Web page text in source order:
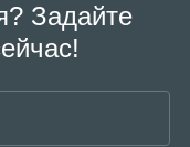
Задайте